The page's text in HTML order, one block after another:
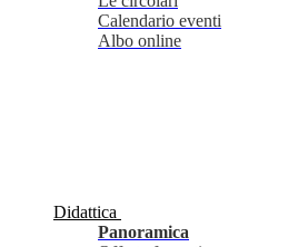
Calendario eventi
Albo online
Didattica
Panoramica